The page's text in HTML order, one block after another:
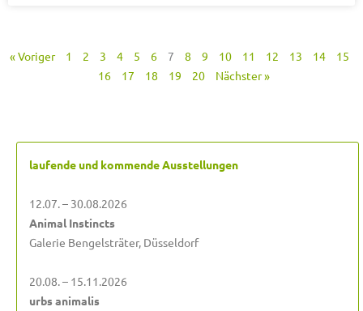
« Voriger 1 2 3 4 5 6 7 8 9 10 11 12 13 14
15
16
17 18 19 20 Nächster »
laufende und kommende Ausstellungen
12.07. – 30.08.2026
Animal Instincts
Galerie Bengelsträter, Düsseldorf
20.08. – 15.11.2026
urbs animalis